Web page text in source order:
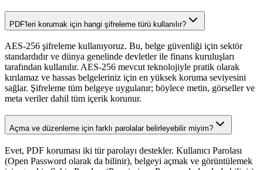
PDF'leri korumak için hangi şifreleme türü kullanılır?
AES-256 şifreleme kullanıyoruz. Bu, belge güvenliği için sektör
standardıdır ve dünya genelinde devletler ile finans kuruluşları
tarafından kullanılır. AES-256 mevcut teknolojiyle pratik olarak
kırılamaz ve hassas belgeleriniz için en yüksek koruma seviyesini
sağlar. Şifreleme tüm belgeye uygulanır; böylece metin, görseller ve
meta veriler dahil tüm içerik korunur.
Açma ve düzenleme için farklı parolalar belirleyebilir miyim?
Evet, PDF koruması iki tür parolayı destekler. Kullanıcı Parolası
(Open Password olarak da bilinir), belgeyi açmak ve görüntülemek